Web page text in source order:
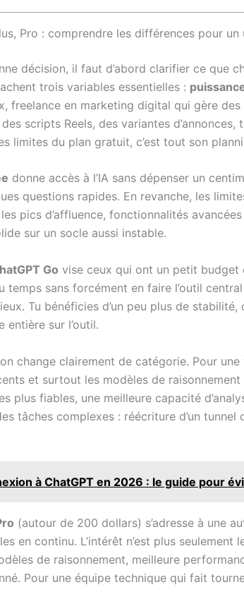
Pro : comprendre les différences pour
décision, il faut d’abord clarifier ce que
trois variables essentielles :
freelance en marketing digital qui gère
des scripts Reels, des variantes
limites du plan gratuit, c’est tout son
donne accès à l’IA sans dépenser un
questions rapides. En revanche, les
pics d’affluence, fonctionnalités
sur un socle aussi instable.
Go vise ceux qui ont un petit budget
temps sans forcément en faire l’outil
Tu bénéficies d’un peu plus de
entière sur l’outil.
change clairement de catégorie. Pour
et surtout les modèles de
plus fiables, une meilleure capacité
tâches complexes : réécriture d’un
à ChatGPT en 2026 : le guide pour
(autour de 200 dollars) s’adresse à une
en continu. L’intérêt n’est plus seulement
de raisonnement, meilleure
Pour une équipe technique qui fait